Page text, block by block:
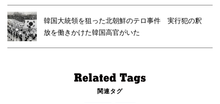
韓国大統領を狙った北朝鮮のテロ事件 実行犯の釈
放を働きかけた韓国高官がいた
関連タグ